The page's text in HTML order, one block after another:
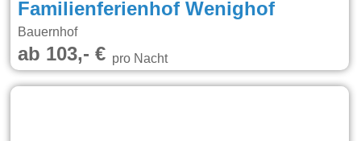
Familienferienhof Wenighof
Bauernhof
ab 103,- €pro Nacht